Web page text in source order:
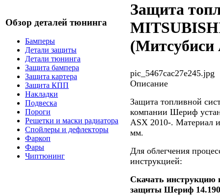
Обзор деталей тюнинга
Бамперы
Детали защиты
Детали тюнинга
Защита бампера
Защита картера
Защита КПП
Накладки
Подвеска
Пороги
Решетки и маски радиатора
Спойлеры и дефлекторы
Фаркоп
Фары
Чиптюнинг
Защита
pic_5467cac27e245.jpg
Описание
Защита топливной
компании Шериф
ASX 2010-. Материал
мм.
Для облегчения
инструкцией:
Скачать инструкцию
защиты Шериф